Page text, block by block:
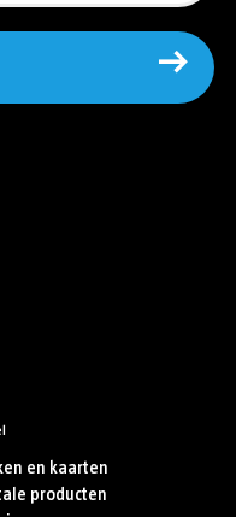
en kaarten
producten